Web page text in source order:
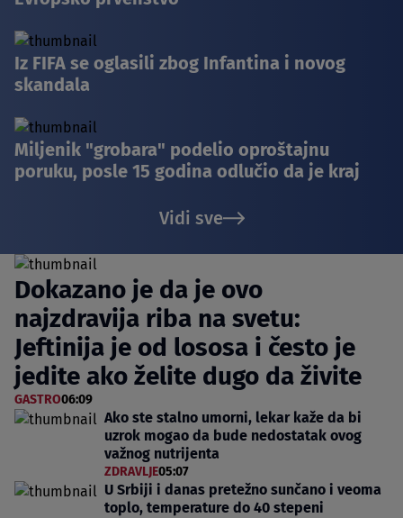
Iz FIFA se oglasili zbog Infantina i novog
skandala
Miljenik "grobara" podelio oproštajnu
poruku, posle 15 godina odlučio da je kraj
Vidi sve
Dokazano je da je ovo
najzdravija riba na svetu:
Jeftinija je od lososa i često je
jedite ako želite dugo da živite
GASTRO06:09
Ako ste stalno umorni, lekar kaže da bi
uzrok mogao da bude nedostatak ovog
važnog nutrijenta
ZDRAVLJE05:07
U Srbiji i danas pretežno sunčano i veoma
toplo, temperature do 40 stepeni